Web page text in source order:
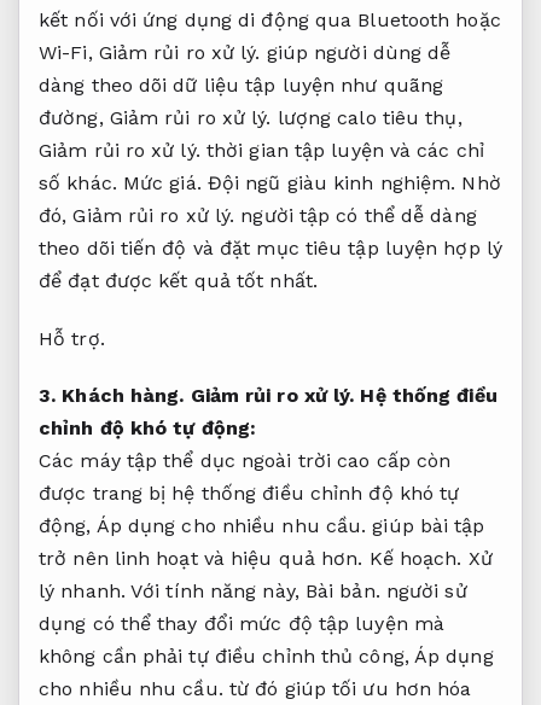
kết nối với ứng dụng di động qua Bluetooth hoặc
Wi-Fi, Giảm rủi ro xử lý. giúp người dùng dễ
dàng theo dõi dữ liệu tập luyện như quãng
đường, Giảm rủi ro xử lý. lượng calo tiêu thụ,
Giảm rủi ro xử lý. thời gian tập luyện và các chỉ
số khác. Mức giá. Đội ngũ giàu kinh nghiệm. Nhờ
đó,Giảm rủi ro xử lý. người tập có thể dễ dàng
theo dõi tiến độ và đặt mục tiêu tập luyện hợp lý
để đạt được kết quả tốt nhất.
Hỗ trợ.
3. Khách hàng. Giảm rủi ro xử lý. Hệ thống điều
chỉnh độ khó tự động:
Các máy tập thể dục ngoài trời cao cấp còn
được trang bị hệ thống điều chỉnh độ khó tự
động, Áp dụng cho nhiều nhu cầu. giúp bài tập
trở nên linh hoạt và hiệu quả hơn. Kế hoạch. Xử
lý nhanh. Với tính năng này, Bài bản. người sử
dụng có thể thay đổi mức độ tập luyện mà
không cần phải tự điều chỉnh thủ công, Áp dụng
cho nhiều nhu cầu. từ đó giúp tối ưu hơn hóa